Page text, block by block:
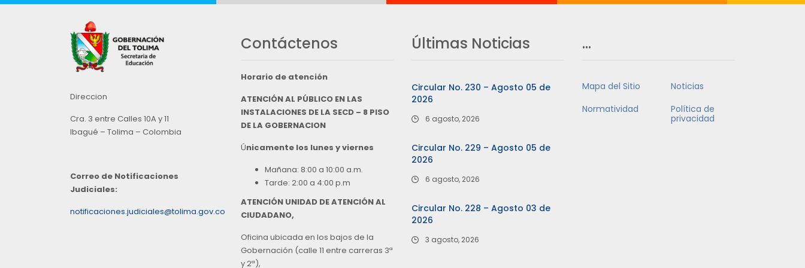
Direccion
Cra. 3 entre Calles 10A y 11
Ibagué – Tolima – Colombia
Correo de Notificaciones
Judiciales:
notificaciones.judiciales@tolima.gov.co
Contáctenos
Horario de atención
ATENCIÓN AL PÚBLICO EN LAS
INSTALACIONES DE LA SECD – 8 PISO
DE LA GOBERNACION
Únicamente los lunes y viernes
Mañana: 8:00 a 10:00 a.m.
Tarde: 2:00 a 4:00 p.m
ATENCIÓN UNIDAD DE ATENCIÓN AL
CIUDADANO,
Oficina ubicada en los bajos de la
Gobernación (calle 11 entre carreras 3ª
y 2ª),
Últimas Noticias
Circular No. 230 – Agosto 05 de
2026
6 agosto, 2026
Circular No. 229 – Agosto 05 de
2026
6 agosto, 2026
Circular No. 228 – Agosto 03 de
2026
3 agosto, 2026
…
Mapa del Sitio
Noticias
Normatividad
Política de
privacidad